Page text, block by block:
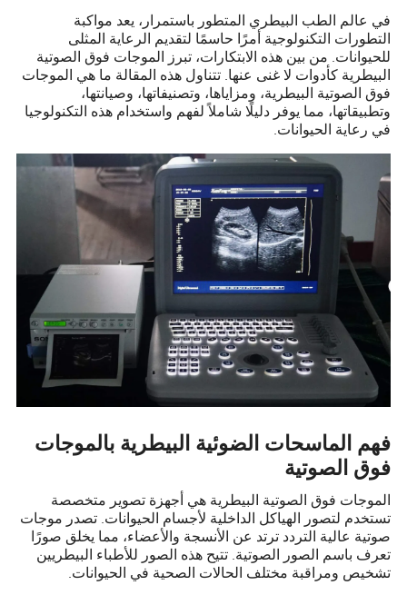
في عالم الطب البيطري المتطور باستمرار، يعد مواكبة
التطورات التكنولوجية أمرًا حاسمًا لتقديم الرعاية المثلى
للحيوانات. من بين هذه الابتكارات، تبرز الموجات فوق الصوتية
البيطرية كأدوات لا غنى عنها. تتناول هذه المقالة ما هي الموجات
فوق الصوتية البيطرية، ومزاياها، وتصنيفاتها، وصيانتها،
وتطبيقاتها، مما يوفر دليلًا شاملاً لفهم واستخدام هذه التكنولوجيا
في رعاية الحيوانات.
فهم الماسحات الضوئية البيطرية بالموجات
فوق الصوتية
الموجات فوق الصوتية البيطرية هي أجهزة تصوير متخصصة
تستخدم لتصور الهياكل الداخلية لأجسام الحيوانات. تصدر موجات
صوتية عالية التردد ترتد عن الأنسجة والأعضاء، مما يخلق صورًا
تعرف باسم الصور الصوتية. تتيح هذه الصور للأطباء البيطريين
تشخيص ومراقبة مختلف الحالات الصحية في الحيوانات.